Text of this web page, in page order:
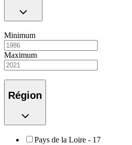
Minimum
Maximum
Région
Pays de la Loire - 17